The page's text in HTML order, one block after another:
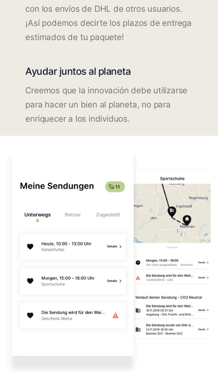
con los envíos de DHL de otros usuarios.
¡Así podemos decirte los plazos de entrega
estimados de tu paquete!
Ayudar juntos al planeta
Creemos que la innovación debe utilizarse
para hacer un bien al planeta, no para
enriquecer a los individuos.